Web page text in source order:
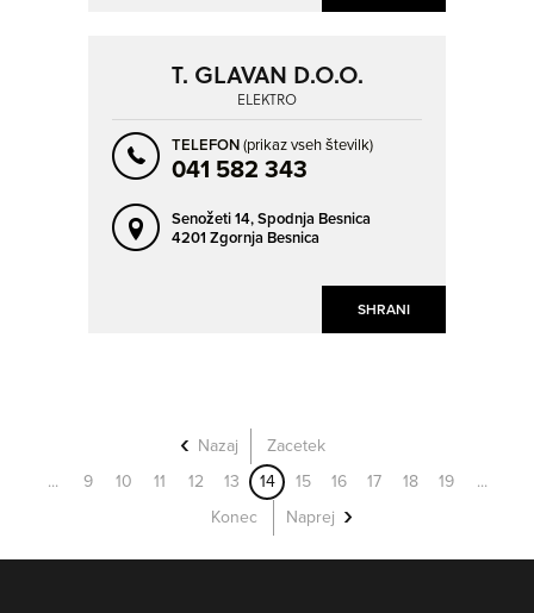
SHRANI
T. GLAVAN D.O.O.
ELEKTRO
TELEFON(prikaz vseh številk)
041 582 343
Senožeti 14,Spodnja Besnica
4201 Zgornja Besnica
Nazaj
Zacetek
...
9 10 11 12 13 14 15 16 17 18 19
...
Konec
Naprej